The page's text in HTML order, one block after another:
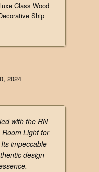
Class Wood
Ship
2024
with the RN
Light for
impeccable
design